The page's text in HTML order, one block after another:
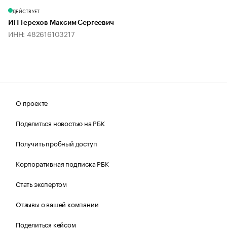
ДЕЙСТВУЕТ
ИП Терехов Максим Сергеевич
ИНН: 482616103217
О проекте
Поделиться новостью на РБК
Получить пробный доступ
Корпоративная подписка РБК
Стать экспертом
Отзывы о вашей компании
Поделиться кейсом